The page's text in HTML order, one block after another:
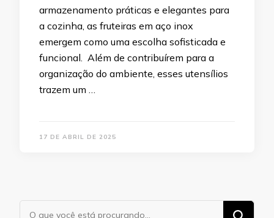
armazenamento práticas e elegantes para
a cozinha, as fruteiras em aço inox
emergem como uma escolha sofisticada e
funcional. Além de contribuírem para a
organização do ambiente, esses utensílios
trazem um …
17 DE ABRIL DE 2025
Procurando